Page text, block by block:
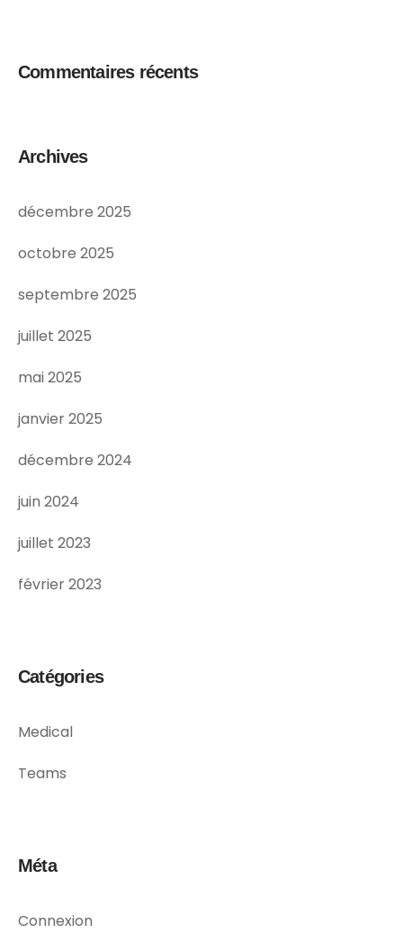
Commentaires récents
Archives
décembre 2025
octobre 2025
septembre 2025
juillet 2025
mai 2025
janvier 2025
décembre 2024
juin 2024
juillet 2023
février 2023
Catégories
Medical
Teams
Méta
Connexion